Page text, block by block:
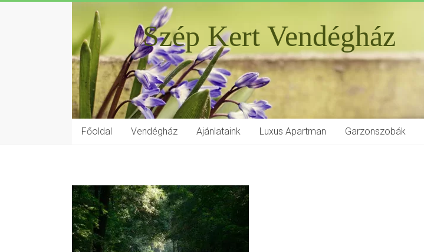
Szép Kert Vendégház
Főoldal Vendégház Ajánlataink Luxus Apartman Garzonszobák